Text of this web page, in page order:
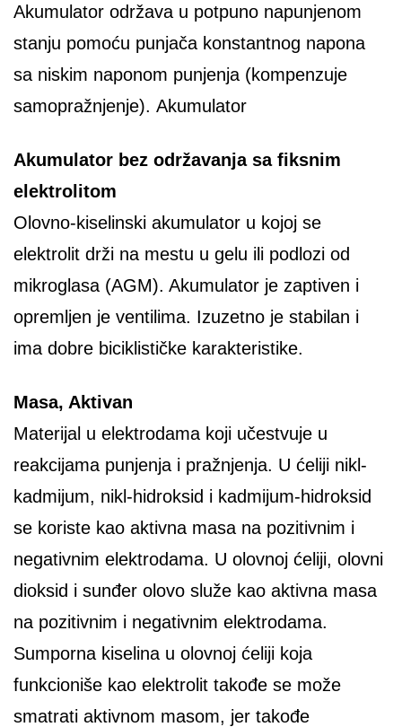
Akumulator održava u potpuno napunjenom
stanju pomoću punjača konstantnog napona
sa niskim naponom punjenja (kompenzuje
samopražnjenje). Akumulator
Akumulator bez održavanja sa fiksnim
elektrolitom
Olovno-kiselinski akumulator u kojoj se
elektrolit drži na mestu u gelu ili podlozi od
mikroglasa (AGM). Akumulator je zaptiven i
opremljen je ventilima. Izuzetno je stabilan i
ima dobre biciklističke karakteristike.
Masa, Aktivan
Materijal u elektrodama koji učestvuje u
reakcijama punjenja i pražnjenja. U ćeliji nikl-
kadmijum, nikl-hidroksid i kadmijum-hidroksid
se koriste kao aktivna masa na pozitivnim i
negativnim elektrodama. U olovnoj ćeliji, olovni
dioksid i sunđer olovo služe kao aktivna masa
na pozitivnim i negativnim elektrodama.
Sumporna kiselina u olovnoj ćeliji koja
funkcioniše kao elektrolit takođe se može
smatrati aktivnom masom, jer takođe